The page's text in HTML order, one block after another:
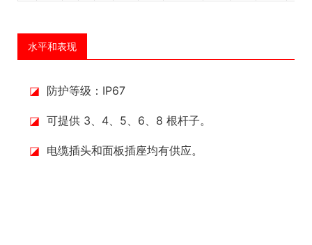
水平和表现
◪ 防护等级：IP67
◪ 可提供 3、4、5、6、8 根杆子。
◪ 电缆插头和面板插座均有供应。